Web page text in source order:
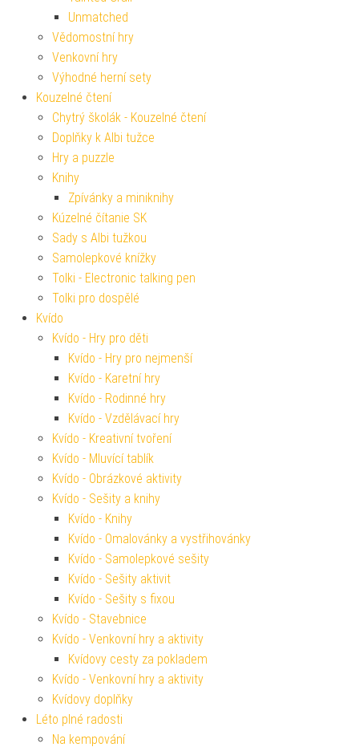
Unmatched
Vědomostní hry
Venkovní hry
Výhodné herní sety
Kouzelné čtení
Chytrý školák - Kouzelné čtení
Doplňky k Albi tužce
Hry a puzzle
Knihy
Zpívánky a miniknihy
Kúzelné čítanie SK
Sady s Albi tužkou
Samolepkové knížky
Tolki - Electronic talking pen
Tolki pro dospělé
Kvído
Kvído - Hry pro děti
Kvído - Hry pro nejmenší
Kvído - Karetní hry
Kvído - Rodinné hry
Kvído - Vzdělávací hry
Kvído - Kreativní tvoření
Kvído - Mluvící tablík
Kvído - Obrázkové aktivity
Kvído - Sešity a knihy
Kvído - Knihy
Kvído - Omalovánky a vystřihovánky
Kvído - Samolepkové sešity
Kvído - Sešity aktivit
Kvído - Sešity s fixou
Kvído - Stavebnice
Kvído - Venkovní hry a aktivity
Kvídovy cesty za pokladem
Kvído - Venkovní hry a aktivity
Kvídovy doplňky
Léto plné radosti
Na kempování